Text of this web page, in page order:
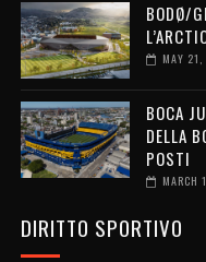
BODØ/
MAY
BOCA
DELLA
POSTI
MARCH
DIRITTO SPORTIVO